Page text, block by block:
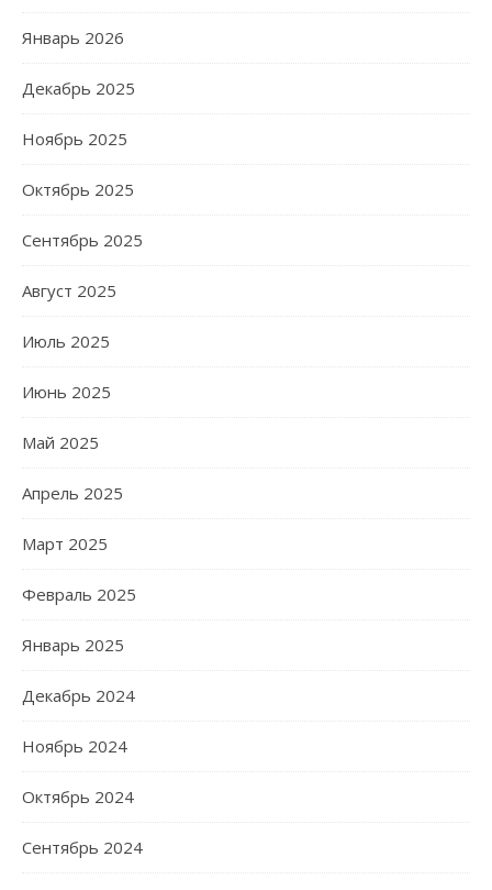
Январь 2026
Декабрь 2025
Ноябрь 2025
Октябрь 2025
Сентябрь 2025
Август 2025
Июль 2025
Июнь 2025
Май 2025
Апрель 2025
Март 2025
Февраль 2025
Январь 2025
Декабрь 2024
Ноябрь 2024
Октябрь 2024
Сентябрь 2024